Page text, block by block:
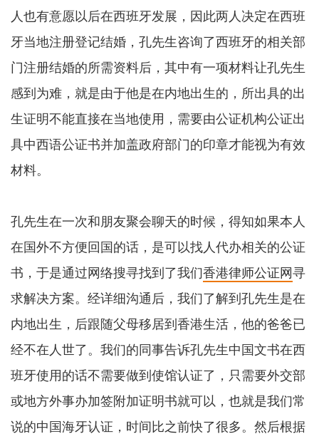
人也有意愿以后在西班牙发展，因此两人决定在西班
牙当地注册登记结婚，孔先生咨询了西班牙的相关部
门注册结婚的所需资料后，其中有一项材料让孔先生
感到为难，就是由于他是在内地出生的，所出具的出
生证明不能直接在当地使用，需要由公证机构公证出
具中西语公证书并加盖政府部门的印章才能视为有效
材料。
孔先生在一次和朋友聚会聊天的时候，得知如果本人
在国外不方便回国的话，是可以找人代办相关的公证
书，于是通过网络搜寻找到了我们香港律师公证网寻
求解决方案。经详细沟通后，我们了解到孔先生是在
内地出生，后跟随父母移居到香港生活，他的爸爸已
经不在人世了。我们的同事告诉孔先生中国文书在西
班牙使用的话不需要做到使馆认证了，只需要外交部
或地方外事办加签附加证明书就可以，也就是我们常
说的中国海牙认证，时间比之前快了很多。然后根据